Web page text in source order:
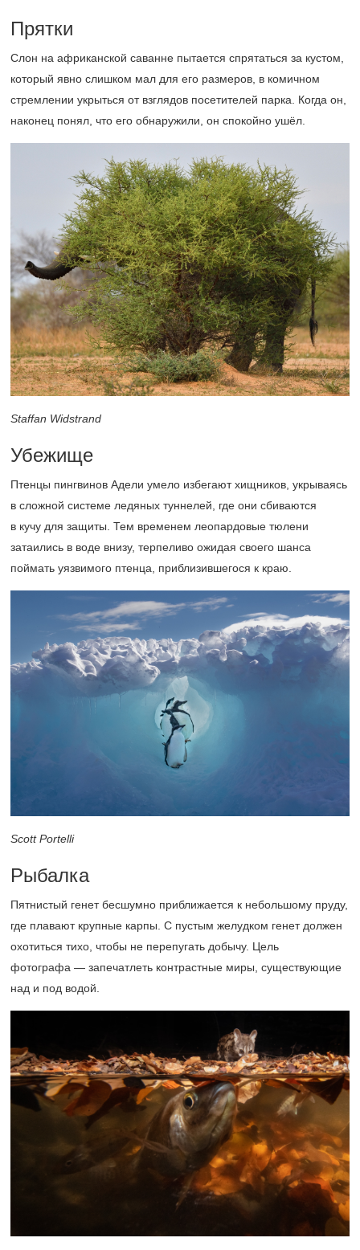
Прятки
Слон на африканской саванне пытается спрятаться за кустом,
который явно слишком мал для его размеров, в комичном
стремлении укрыться от взглядов посетителей парка. Когда он,
наконец понял, что его обнаружили, он спокойно ушёл.
Staffan Widstrand
Убежище
Птенцы пингвинов Адели умело избегают хищников, укрываясь
в сложной системе ледяных туннелей, где они сбиваются
в кучу для защиты. Тем временем леопардовые тюлени
затаились в воде внизу, терпеливо ожидая своего шанса
поймать уязвимого птенца, приблизившегося к краю.
Scott Portelli
Рыбалка
Пятнистый генет бесшумно приближается к небольшому пруду,
где плавают крупные карпы. С пустым желудком генет должен
охотиться тихо, чтобы не перепугать добычу. Цель
фотографа — запечатлеть контрастные миры, существующие
над и под водой.